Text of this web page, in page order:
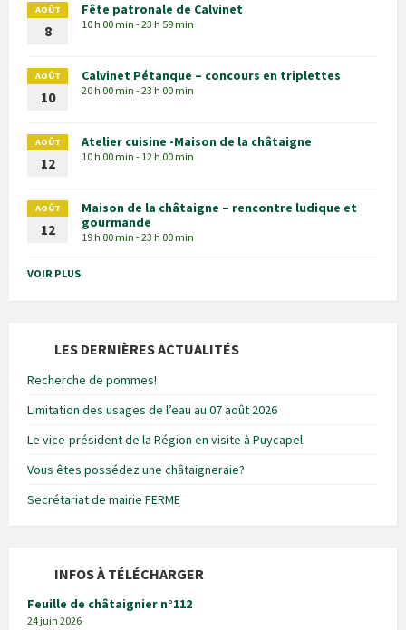
AOÛT
8
Fête patronale de Calvinet
10 h 00 min - 23 h 59 min
AOÛT
10
Calvinet Pétanque – concours en triplettes
20 h 00 min - 23 h 00 min
AOÛT
12
Atelier cuisine -Maison de la châtaigne
10 h 00 min - 12 h 00 min
AOÛT
12
Maison de la châtaigne – rencontre ludique et
gourmande
19 h 00 min - 23 h 00 min
VOIR PLUS
LES DERNIÈRES ACTUALITÉS
Recherche de pommes!
Limitation des usages de l’eau au 07 août 2026
Le vice-président de la Région en visite à Puycapel
Vous êtes possédez une châtaigneraie?
Secrétariat de mairie FERME
INFOS À TÉLÉCHARGER
Feuille de châtaignier n°112
24 juin 2026